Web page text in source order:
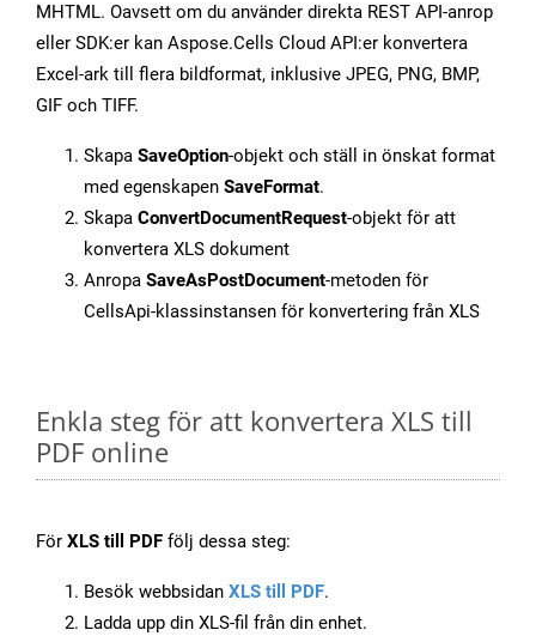
MHTML. Oavsett om du använder direkta REST API-anrop
eller SDK:er kan Aspose.Cells Cloud API:er konvertera
Excel-ark till flera bildformat, inklusive JPEG, PNG, BMP,
GIF och TIFF.
Skapa SaveOption-objekt och ställ in önskat format
med egenskapen SaveFormat.
Skapa ConvertDocumentRequest-objekt för att
konvertera XLS dokument
Anropa SaveAsPostDocument-metoden för
CellsApi-klassinstansen för konvertering från XLS
Enkla steg för att konvertera XLS till
PDF online
För XLS till PDF följ dessa steg:
Besök webbsidan XLS till PDF.
Ladda upp din XLS-fil från din enhet.